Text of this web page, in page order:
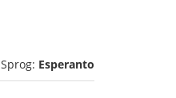
Sprog: Esperanto